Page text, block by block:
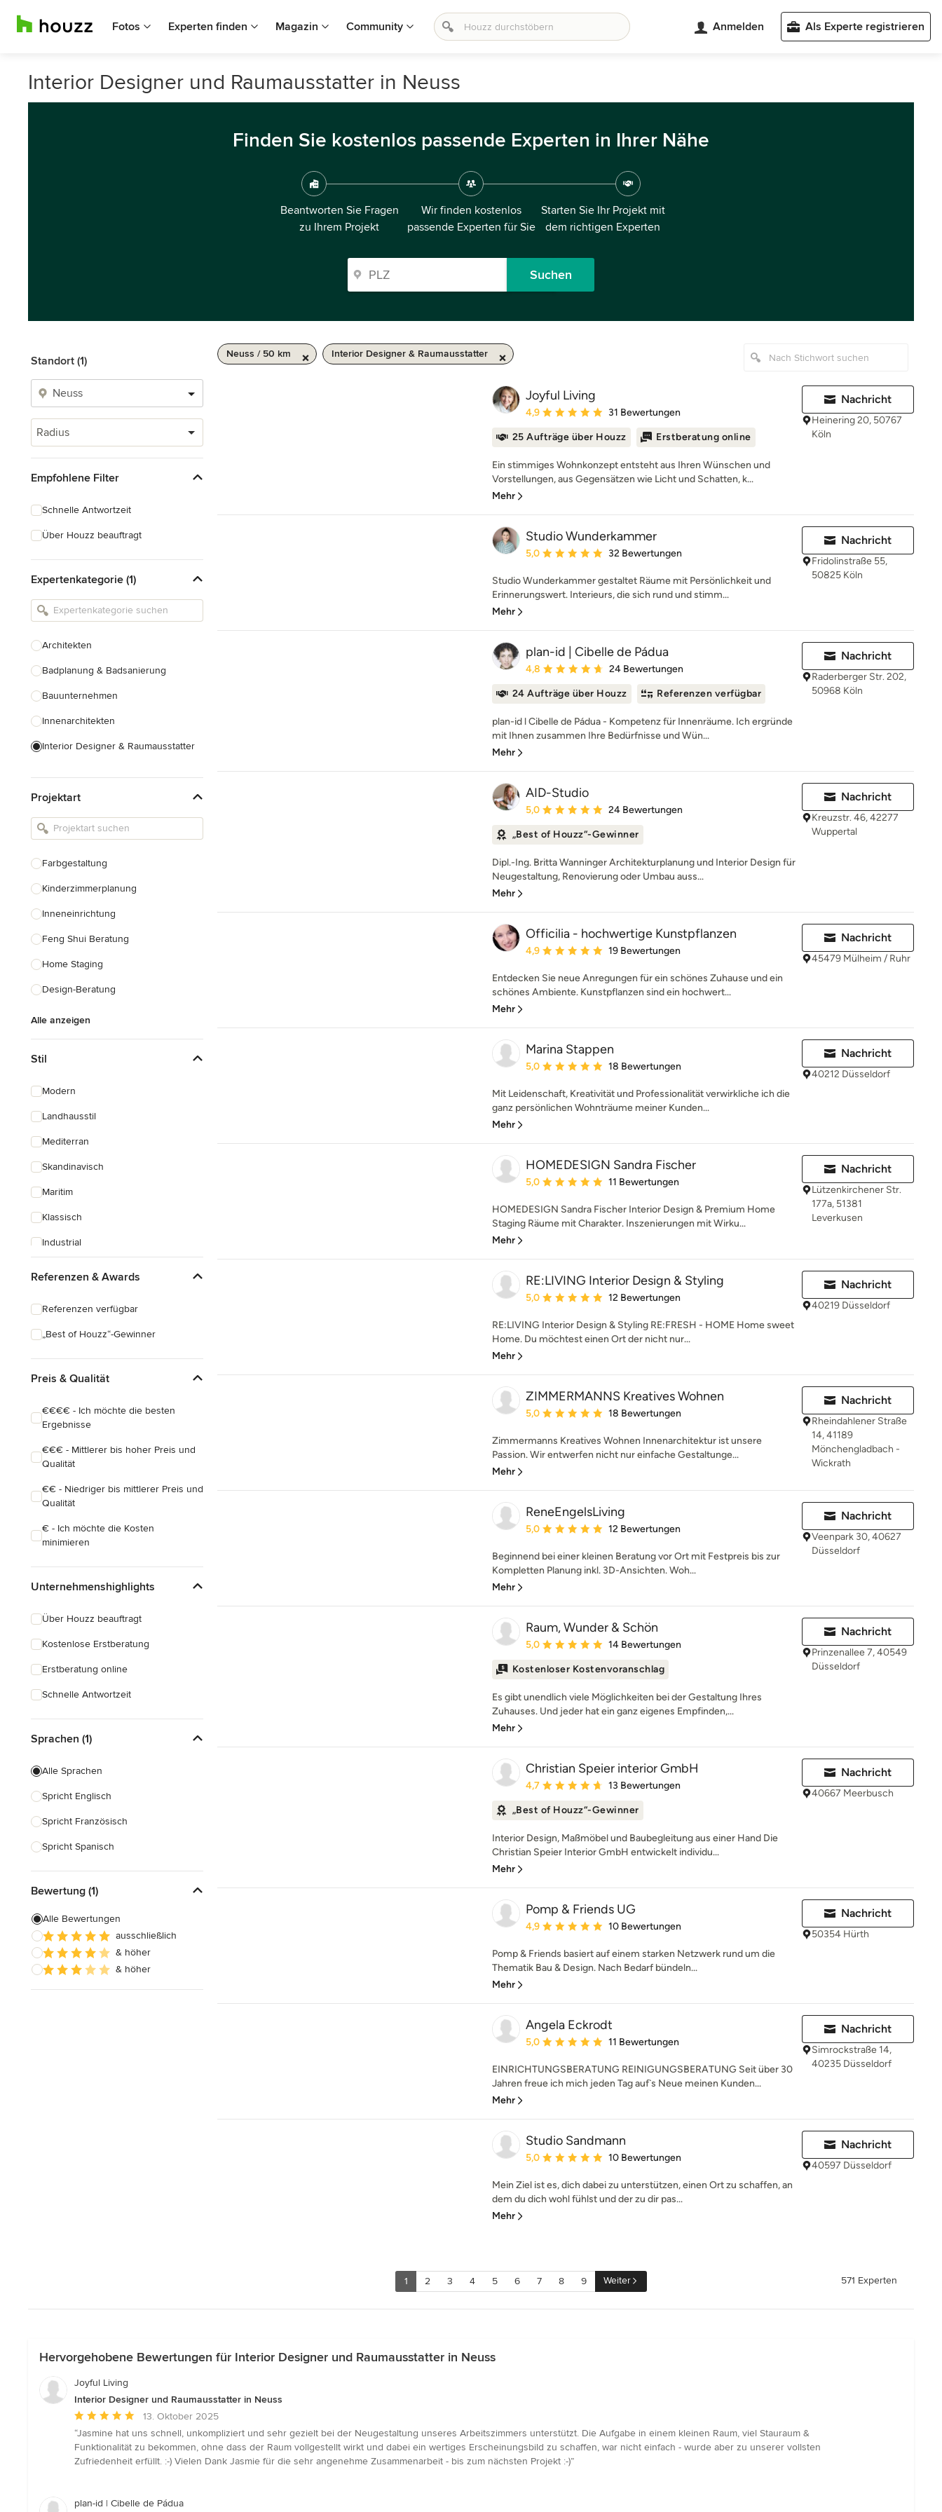
Fotos Experten finden Magazin Community Anmelden Als Experte registrieren
Interior Designer und Raumausstatter in Neuss
Finden Sie kostenlos passende Experten in Ihrer Nähe
Beantworten Sie Fragen
zu Ihrem Projekt
Wir finden kostenlos
passende Experten für Sie
Starten Sie Ihr Projekt mit
dem richtigen Experten
Suchen
Standort (1)
Radius
Empfohlene Filter
Schnelle Antwortzeit
Über Houzz beauftragt
Expertenkategorie (1)
Architekten
Badplanung & Badsanierung
Bauunternehmen
Innenarchitekten
Interior Designer & Raumausstatter
Landschaftsarchitekten
Armaturen & Sanitärbedarf
Einbauschränke
Projektart
Farbgestaltung
Kinderzimmerplanung
Inneneinrichtung
Feng Shui Beratung
Home Staging
Design-Beratung
Alle anzeigen
Stil
Modern
Landhausstil
Mediterran
Skandinavisch
Maritim
Klassisch
Industrial
Referenzen & Awards
Referenzen verfügbar
„Best of Houzz“-Gewinner
Preis & Qualität
€€€€ - Ich möchte die besten
Ergebnisse
€€€ - Mittlerer bis hoher Preis und
Qualität
€€ - Niedriger bis mittlerer Preis und
Qualität
€ - Ich möchte die Kosten
minimieren
Unternehmenshighlights
Über Houzz beauftragt
Kostenlose Erstberatung
Erstberatung online
Schnelle Antwortzeit
Sprachen (1)
Alle Sprachen
Spricht Englisch
Spricht Französisch
Spricht Spanisch
Bewertung (1)
Alle Bewertungen
ausschließlich
& höher
& höher
Neuss / 50 km Interior Designer & Raumausstatter
Joyful Living
Durchschnittliche Bewertung: 4.9 von 5 Sternen
4,9 31 Bewertungen
25 Aufträge über Houzz Erstberatung online
Ein stimmiges Wohnkonzept entsteht aus Ihren Wünschen und
Vorstellungen, aus Gegensätzen wie Licht und Schatten, k...
Mehr
Nachricht
Heinering 20, 50767
Köln
Studio Wunderkammer
Durchschnittliche Bewertung: 5 von 5 Sternen
5,0 32 Bewertungen
Studio Wunderkammer gestaltet Räume mit Persönlichkeit und
Erinnerungswert. Interieurs, die sich rund und stimm...
Mehr
Nachricht
Fridolinstraße 55,
50825 Köln
plan-id | Cibelle de Pádua
Durchschnittliche Bewertung: 4.8 von 5 Sternen
4,8 24 Bewertungen
24 Aufträge über Houzz Referenzen verfügbar
plan-id l Cibelle de Pádua - Kompetenz für Innenräume. Ich ergründe
mit Ihnen zusammen Ihre Bedürfnisse und Wün...
Mehr
Nachricht
Raderberger Str. 202,
50968 Köln
AID-Studio
Durchschnittliche Bewertung: 5 von 5 Sternen
5,0 24 Bewertungen
„Best of Houzz“-Gewinner
Dipl.-Ing. Britta Wanninger Architekturplanung und Interior Design für
Neugestaltung, Renovierung oder Umbau auss...
Mehr
Nachricht
Kreuzstr. 46, 42277
Wuppertal
Officilia - hochwertige Kunstpflanzen
Durchschnittliche Bewertung: 4.9 von 5 Sternen
4,9 19 Bewertungen
Entdecken Sie neue Anregungen für ein schönes Zuhause und ein
schönes Ambiente. Kunstpflanzen sind ein hochwert...
Mehr
Nachricht
45479 Mülheim / Ruhr
Marina Stappen
Durchschnittliche Bewertung: 5 von 5 Sternen
5,0 18 Bewertungen
Mit Leidenschaft, Kreativität und Professionalität verwirkliche ich die
ganz persönlichen Wohnträume meiner Kunden...
Mehr
Nachricht
40212 Düsseldorf
HOMEDESIGN Sandra Fischer
Durchschnittliche Bewertung: 5 von 5 Sternen
5,0 11 Bewertungen
HOMEDESIGN Sandra Fischer Interior Design & Premium Home
Staging Räume mit Charakter. Inszenierungen mit Wirku...
Mehr
Nachricht
Lützenkirchener Str.
177a, 51381
Leverkusen
RE:LIVING Interior Design & Styling
Durchschnittliche Bewertung: 5 von 5 Sternen
5,0 12 Bewertungen
RE:LIVING Interior Design & Styling RE:FRESH - HOME Home sweet
Home. Du möchtest einen Ort der nicht nur...
Mehr
Nachricht
40219 Düsseldorf
ZIMMERMANNS Kreatives Wohnen
Durchschnittliche Bewertung: 5 von 5 Sternen
5,0 18 Bewertungen
Zimmermanns Kreatives Wohnen Innenarchitektur ist unsere
Passion. Wir entwerfen nicht nur einfache Gestaltunge...
Mehr
Nachricht
Rheindahlener Straße
14, 41189
Mönchengladbach -
Wickrath
ReneEngelsLiving
Durchschnittliche Bewertung: 5 von 5 Sternen
5,0 12 Bewertungen
Beginnend bei einer kleinen Beratung vor Ort mit Festpreis bis zur
Kompletten Planung inkl. 3D-Ansichten. Woh...
Mehr
Nachricht
Veenpark 30, 40627
Düsseldorf
Raum, Wunder & Schön
Durchschnittliche Bewertung: 5 von 5 Sternen
5,0 14 Bewertungen
Kostenloser Kostenvoranschlag
Es gibt unendlich viele Möglichkeiten bei der Gestaltung Ihres
Zuhauses. Und jeder hat ein ganz eigenes Empfinden,...
Mehr
Nachricht
Prinzenallee 7, 40549
Düsseldorf
Christian Speier interior GmbH
Durchschnittliche Bewertung: 4.7 von 5 Sternen
4,7 13 Bewertungen
„Best of Houzz“-Gewinner
Interior Design, Maßmöbel und Baubegleitung aus einer Hand Die
Christian Speier Interior GmbH entwickelt individu...
Mehr
Nachricht
40667 Meerbusch
Pomp & Friends UG
Durchschnittliche Bewertung: 4.9 von 5 Sternen
4,9 10 Bewertungen
Pomp & Friends basiert auf einem starken Netzwerk rund um die
Thematik Bau & Design. Nach Bedarf bündeln...
Mehr
Nachricht
50354 Hürth
Angela Eckrodt
Durchschnittliche Bewertung: 5 von 5 Sternen
5,0 11 Bewertungen
EINRICHTUNGSBERATUNG REINIGUNGSBERATUNG Seit über 30
Jahren freue ich mich jeden Tag auf`s Neue meinen Kunden...
Mehr
Nachricht
Simrockstraße 14,
40235 Düsseldorf
Studio Sandmann
Durchschnittliche Bewertung: 5 von 5 Sternen
5,0 10 Bewertungen
Mein Ziel ist es, dich dabei zu unterstützen, einen Ort zu schaffen, an
dem du dich wohl fühlst und der zu dir pas...
Mehr
Nachricht
40597 Düsseldorf
1 2 3 4 5 6 7 8 9 Weiter 571 Experten
Hervorgehobene Bewertungen für Interior Designer und Raumausstatter in Neuss
Joyful Living
Interior Designer und Raumausstatter in Neuss
Durchschnittliche
Bewertung:
5
von
13. Oktober 2025
“Jasmine hat uns schnell, unkompliziert und sehr gezielt bei der Neugestaltung unseres Arbeitszimmers unterstützt. Die Aufgabe in einem kleinen Raum, viel Stauraum &
Funktionalität zu bekommen, ohne dass der Raum vollgestellt wirkt und dabei ein wertiges Erscheinungsbild zu schaffen, war nicht einfach - wurde aber zu unserer vollsten
Zufriedenheit erfüllt. :-) Vielen Dank Jasmie für die sehr angenehme Zusammenarbeit - bis zum nächsten Projekt :-)”
plan-id | Cibelle de Pádua